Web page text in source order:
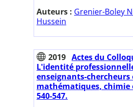
Auteurs : Grenier-Boley
Hussein
2019 Actes du
L'identité
enseignants-chercheurs
mathématiques, chimie
540-547.